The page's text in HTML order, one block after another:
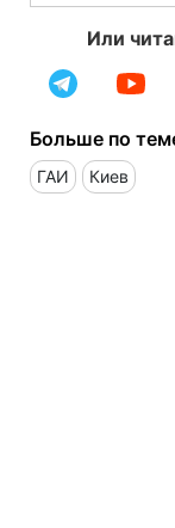
Или
Больше по
ГАИ Киев